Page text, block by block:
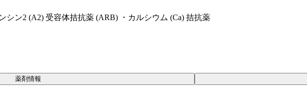
シン2 (A2) 受容体拮抗薬 (ARB) ・カルシウム (Ca) 拮抗薬
薬剤情報